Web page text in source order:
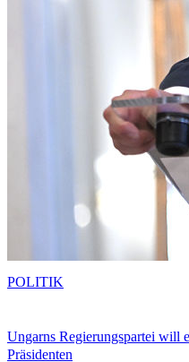
Ungarns Regierungspartei will
Präsidenten
POLITIK